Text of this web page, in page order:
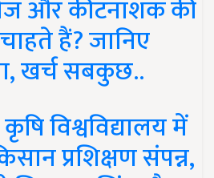
और कीटनाशक की
हैं? जानिए
खर्च सबकुछ..
विश्वविद्यालय में
प्रशिक्षण संपन्न,